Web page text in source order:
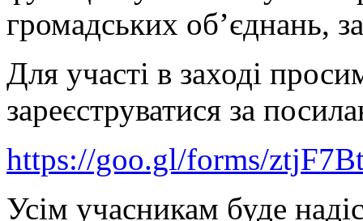
громадських об’єднань,
Для участі в заході
зареєструватися за
https://goo.gl/forms/
Усім учасникам буде